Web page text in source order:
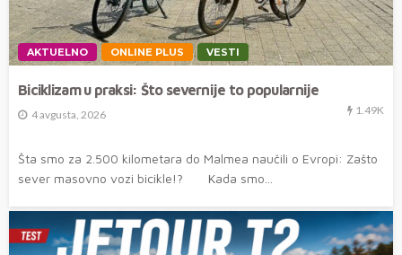
AKTUELNO ONLINE PLUS VESTI
Biciklizam u praksi: Što severnije to popularnije
4 avgusta, 2026 1.49K
Šta smo za 2.500 kilometara do Malmea naučili o Evropi: Zašto
sever masovno vozi bicikle!? Kada smo...